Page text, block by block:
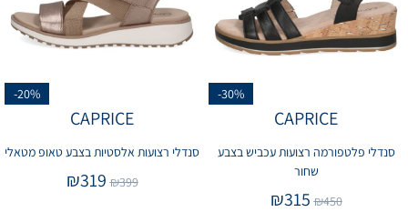
-30%
CAPRICE
סנדלי פלטפורמה רצועות עכביש בצבע
שחור
₪450
₪315
-20%
CAPRICE
סנדלי רצועות אלסטיות בצבע טאופ מטאלי
₪399
₪319